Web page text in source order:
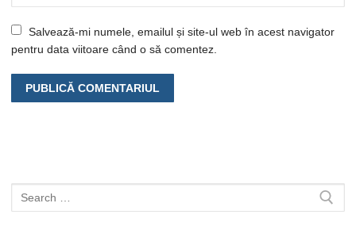
Salvează-mi numele, emailul și site-ul web în acest navigator
pentru data viitoare când o să comentez.
Caută
după: